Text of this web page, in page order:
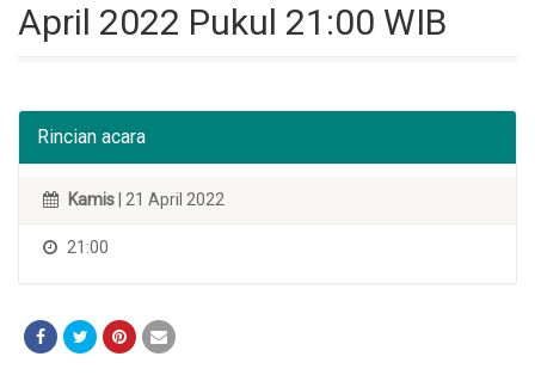
April 2022 Pukul 21:00 WIB
Rincian acara
Kamis | 21 April 2022
21:00